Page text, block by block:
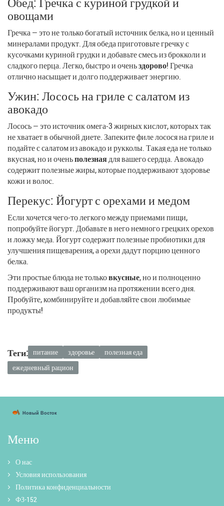
овощами
Гречка — это не только богатый источник белка, но и ценный
минералами продукт. Для обеда приготовьте гречку с
кусочками куриной грудки и добавьте смесь из брокколи и
сладкого перца. Легко, быстро и оченьздорово! Гречка
отлично насыщает и долго поддерживает энергию.
Ужин: Лосось на гриле с салатом из
авокадо
Лосось — это источник омега-3 жирных кислот, которых так
не хватает в обычной диете. Запеките филе лосося на гриле и
подайте с салатом из авокадо и рукколы. Такая еда не только
вкусная, но и оченьполезнаядля вашего сердца. Авокадо
содержит полезные жиры, которые поддерживают здоровье
кожи и волос.
Перекус: Йогурт с орехами и медом
Если хочется чего-то легкого между приемами пищи,
попробуйте йогурт. Добавьте в него немного грецких орехов
и ложку меда. Йогурт содержит полезные пробиотики для
улучшения пищеварения, а орехи дадут порцию ценного
белка.
Эти простые блюда не тольковкусные, но и полноценно
поддерживают ваш организм на протяжении всего дня.
Пробуйте, комбинируйте и добавляйте свои любимые
продукты!
Теги: питание здоровье
полезная еда
ежедневный рацион
Меню
О нас
Условия использования
Политика конфиденциальности
ФЗ-152